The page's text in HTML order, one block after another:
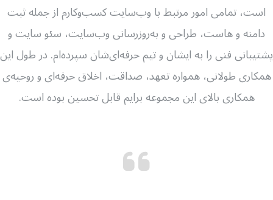
است، تمامی امور مرتبط با وب‌سایت کسب‌وکارم از جمله ثبت
دامنه و هاست، طراحی و به‌روزرسانی وب‌سایت، سئو سایت و
پشتیبانی فنی را به ایشان و تیم حرفه‌ای‌شان سپرده‌ام. در طول این
همکاری طولانی، همواره تعهد، صداقت، اخلاق حرفه‌ای و روحیه‌ی
همکاری بالای این مجموعه برایم قابل تحسین بوده است.